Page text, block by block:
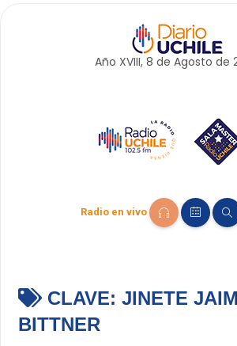
Año XVIII, 8 de Agosto de
Radio en vivo
CLAVE: JINETE
BITTNER